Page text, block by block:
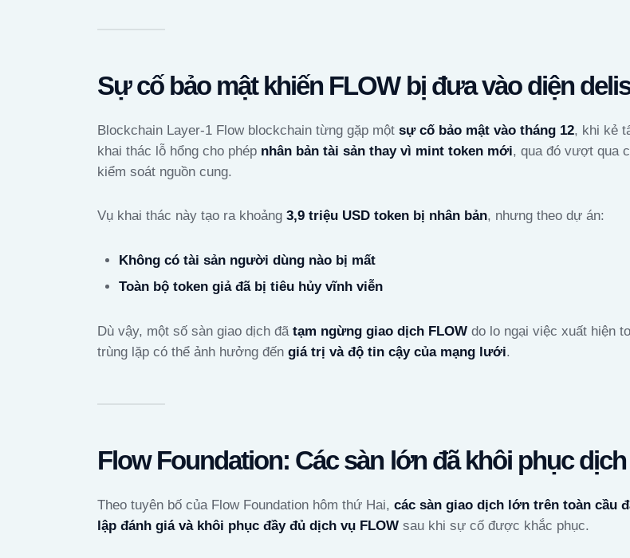
Sự cố bảo mật khiến FLOW bị đưa vào diện
Blockchain Layer-1 Flow blockchain từng gặp một sự cố bảo mật vào tháng 12, khi kẻ
khai thác lỗ hổng cho phép nhân bản tài sản thay vì mint token mới, qua đó vượt qua
kiểm soát nguồn cung.
Vụ khai thác này tạo ra khoảng 3,9 triệu USD token bị nhân bản, nhưng theo dự án:
Không có tài sản người dùng nào bị mất
Toàn bộ token giả đã bị tiêu hủy vĩnh viễn
Dù vậy, một số sàn giao dịch đã tạm ngừng giao dịch FLOW do lo ngại việc xuất hiện
trùng lặp có thể ảnh hưởng đến giá trị và độ tin cậy của mạng lưới.
Flow Foundation: Các sàn lớn đã khôi phục
Theo tuyên bố của Flow Foundation hôm thứ Hai, các sàn giao dịch lớn trên toàn cầu
lập đánh giá và khôi phục đầy đủ dịch vụ FLOW sau khi sự cố được khắc phục.